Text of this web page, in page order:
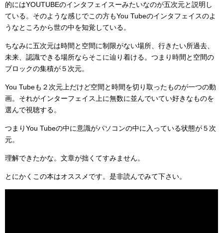
的にはYOUTUBEのインタフェイスーみたいなのが五次元と説明し
ている。そのような感じでこの方もYou Tubeのインタフェイスのよ
うなところから世の中を知覚している。
ちなみに五次元は時間と空間に制限がない場所、行きたい所過去、
未来、認識できる場所ならそこに辿り着ける。つまり時間と空間の
ブロックの集積が５次元。
You Tubeも２次元上だけど空間と時間を切り取ったものが一つの動
画。それがインターフェイス上に無数に並んでいてい好きなものを
選んで視聴する。
つまりYou Tubeの中に意識がパソコンの中に入っている状態が５次
元。
理解できたかな。文章が拙くてすみません。
とにかくこの本はオススメです。是非読んでみて下さい。